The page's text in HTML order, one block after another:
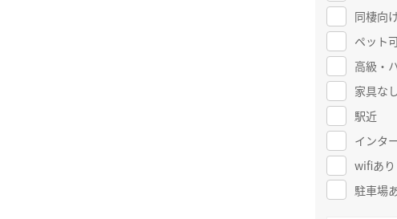
同棲向
ペット
高級・
家具な
駅近
インタ
wifiあり
駐車場